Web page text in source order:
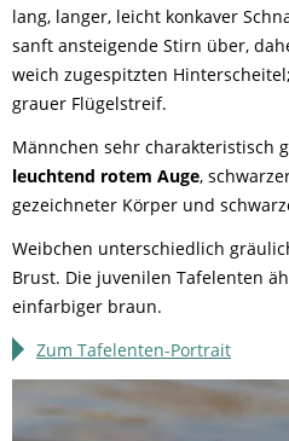
lang, langer, leicht konkaver
sanft ansteigende Stirn über,
weich zugespitzten
grauer Flügelstreif.
Männchen sehr charakteristisch
leuchtend rotem Auge,
gezeichneter Körper und
Weibchen unterschiedlich
Brust. Die juvenilen Tafelenten
einfarbiger braun.
Zum Tafelenten-Portrait